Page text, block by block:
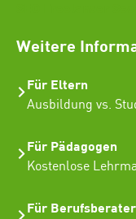
Weitere
Für Eltern
Ausbildung vs.
Für Pädagogen
Kostenlose
Für Berufsberater